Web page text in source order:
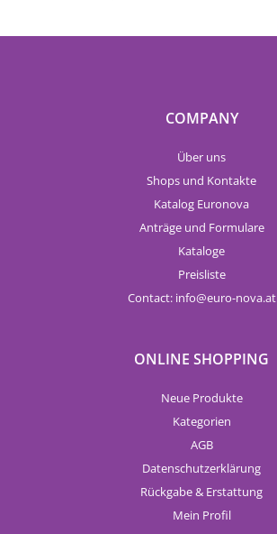
COMPANY
Über uns
Shops und Kontakte
Katalog Euronova
Anträge und Formulare
Kataloge
Preisliste
Contact: info euro-nova.at
ONLINE SHOPPING
Neue Produkte
Kategorien
AGB
Datenschutzerklärung
Rückgabe & Erstattung
Mein Profil